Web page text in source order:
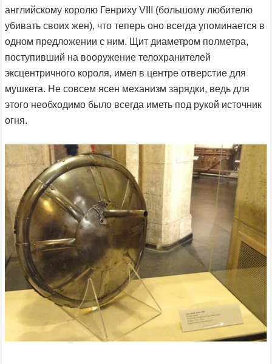
английскому королю Генриху VIII (большому любителю
убивать своих жен), что теперь оно всегда упоминается в
одном предложении с ним. Щит диаметром полметра,
поступивший на вооружение телохранителей
эксцентричного короля, имел в центре отверстие для
мушкета. Не совсем ясен механизм зарядки, ведь для
этого необходимо было всегда иметь под рукой источник
огня.